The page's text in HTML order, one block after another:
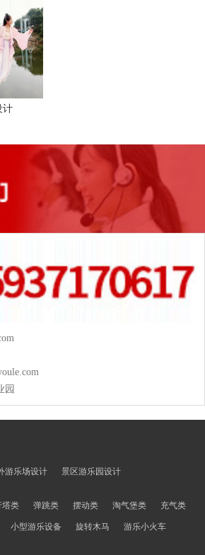
计
园
游乐场设计 景区游乐园设计
塔类 弹跳类 摆动类 淘气堡类 充气类
小型游乐设备 旋转木马 游乐小火车